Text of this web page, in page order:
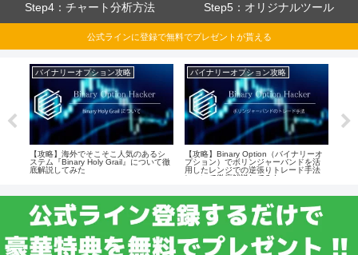
Step4：チャート分析方法 Step5：オリジナルツール
公式ラインに登録で無料でプレゼントが貰える
バイナリーオプション攻略
【攻略】海外でそこそこ人気のあるシ
ステム『Binary Holy Grail』について徹
底解説してみた
バイナリーオプション攻略
【攻略】Binary Option（バイナリーオ
プション）でボリンジャーバンドを活
用したレンジでの逆張りトレード手法
について徹底解説してみた